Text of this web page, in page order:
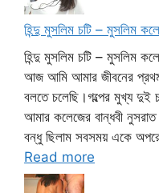
হিন্দু মুসলিম চটি – মুসলিম
হিন্দু মুসলিম চটি – মুসলিম
আজ আমি আমার জীবনের
বলতে চলেছি।গল্পের মুখ্য
আমার কলেজের বান্ধবী
বন্ধু ছিলাম সবসময় একে
Read more